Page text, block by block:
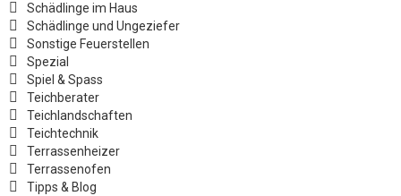
Schädlinge im Haus
Schädlinge und Ungeziefer
Sonstige Feuerstellen
Spezial
Spiel & Spass
Teichberater
Teichlandschaften
Teichtechnik
Terrassenheizer
Terrassenofen
Tipps & Blog